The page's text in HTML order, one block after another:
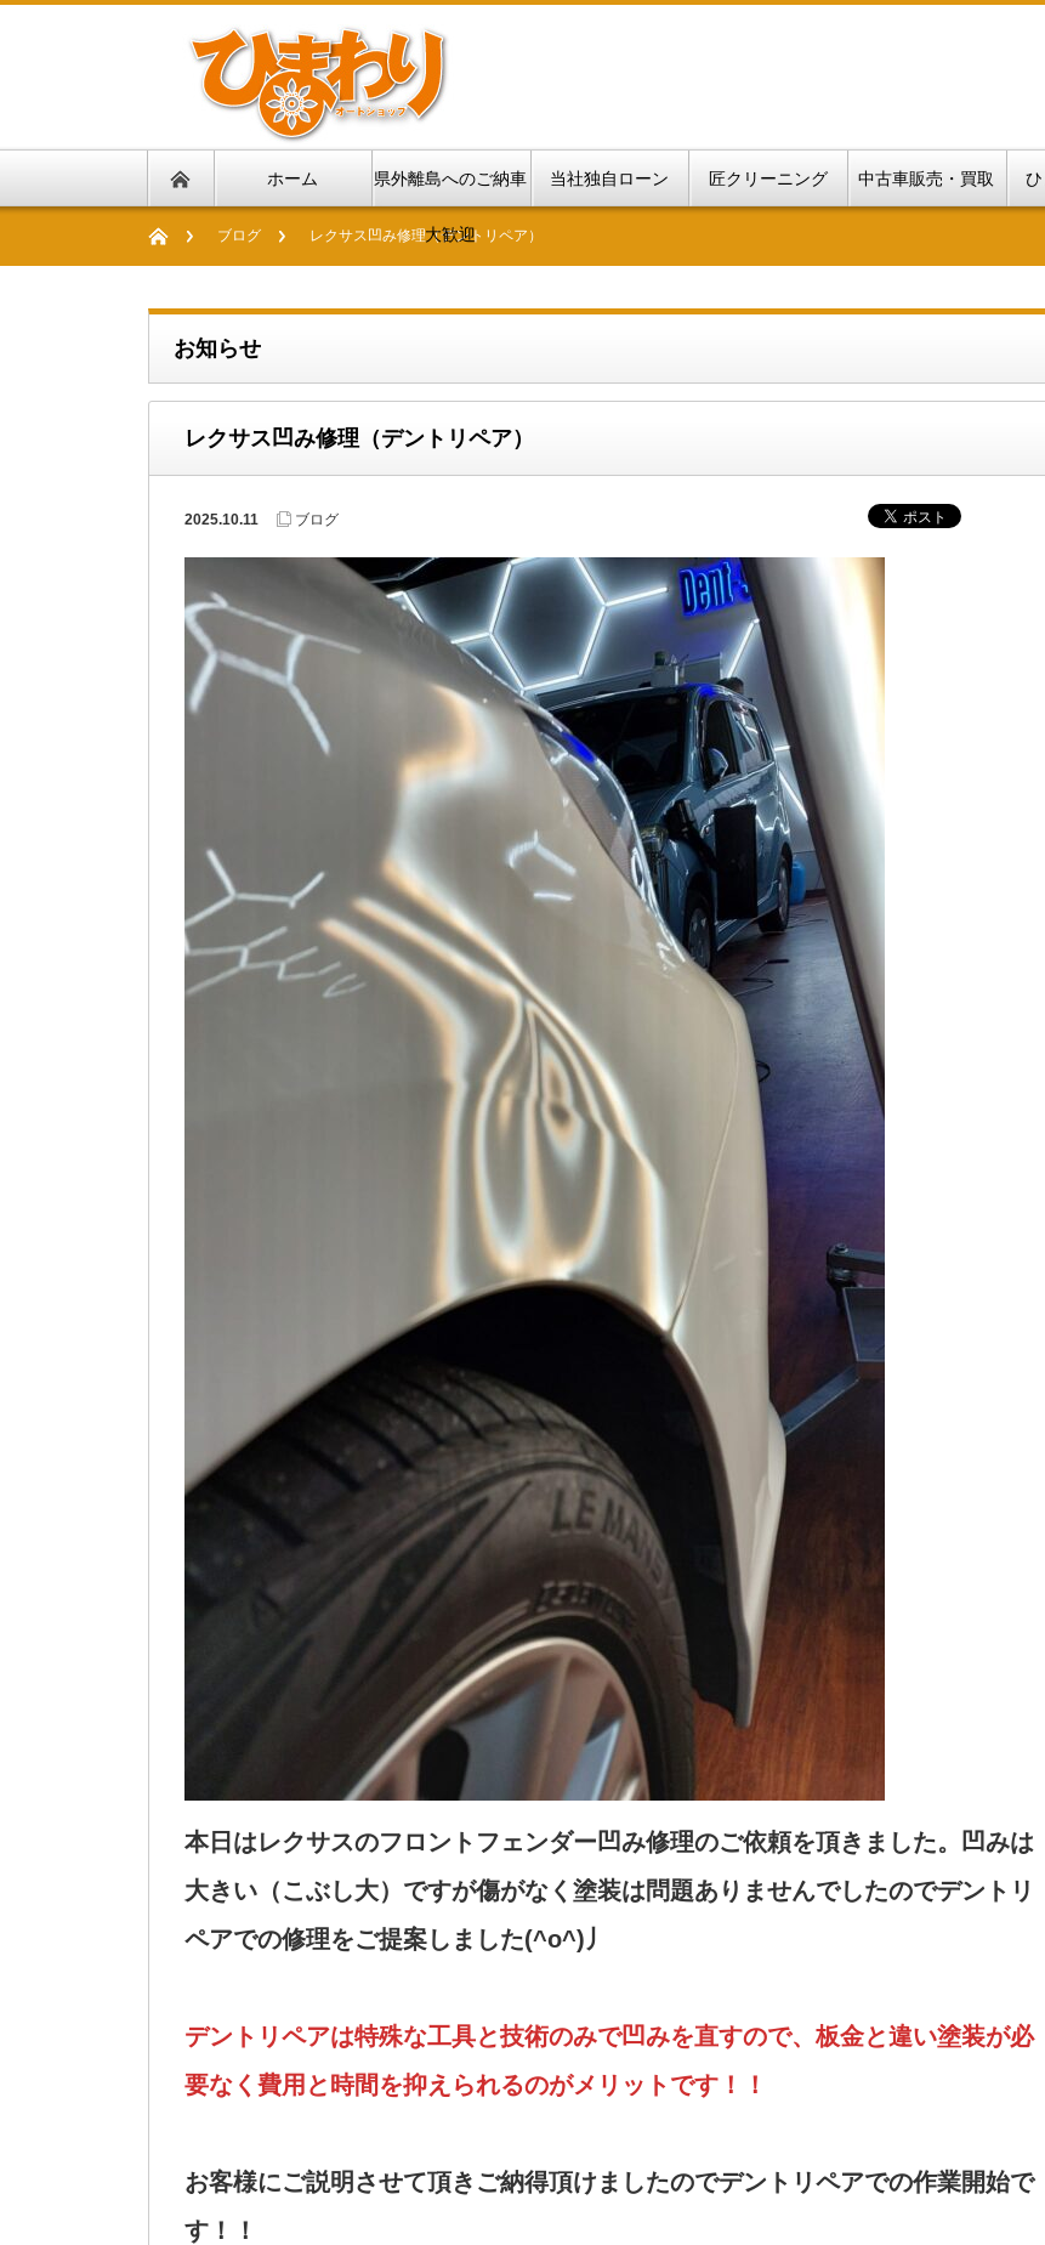
ホーム 県外離島へのご納車
大歓迎
当社独自ローン 匠クリーニング 中古車販売・買取
ブログ レクサス凹み修理（デントリペア）
お知らせ
レクサス凹み修理（デントリペア）
2025.10.11 ブログ
本日はレクサスのフロントフェンダー凹み修理のご依頼を頂きました。凹みは
大きい（こぶし大）ですが傷がなく塗装は問題ありませんでしたのでデントリ
ペアでの修理をご提案しました(^o^)丿
デントリペアは特殊な工具と技術のみで凹みを直すので、板金と違い塗装が必
要なく費用と時間を抑えられるのがメリットです！！
お客様にご説明させて頂きご納得頂けましたのでデントリペアでの作業開始で
す！！